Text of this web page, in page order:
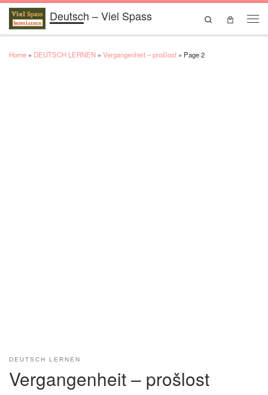
Skip to contentDeutsch – Viel Spass
Search
Home » DEUTSCH LERNEN » Vergangenheit – prošlost » Page 2
DEUTSCH LERNEN
Vergangenheit – prošlost